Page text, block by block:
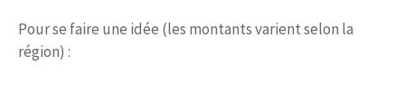
Pour se faire une idée (les montants varient selon la
région) :